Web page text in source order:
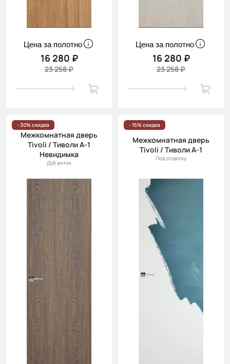
Цена за полотно
16 280 ₽
23 258 ₽
Цена за полотно
16 280 ₽
23 258 ₽
- 30% скидка
Межкомнатная дверь
Tivoli / Тиволи А-1
Невидимка
Дуб антик
- 15% скидка
Межкомнатная дверь
Tivoli / Тиволи А-1
Под отделку